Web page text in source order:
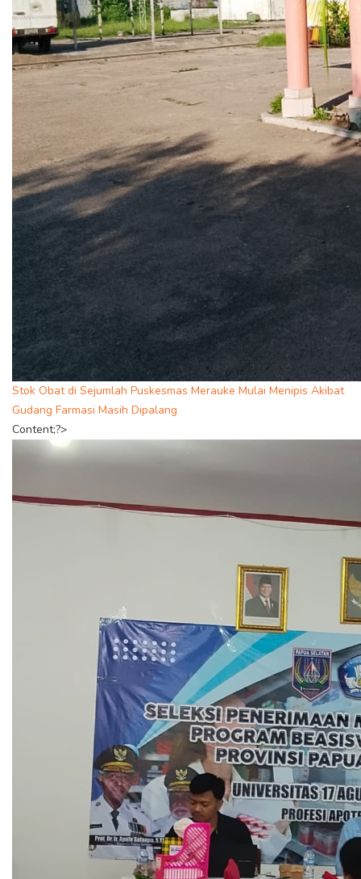
Stok Obat di Sejumlah Puskesmas Merauke Mulai Menipis Akibat
Gudang Farmasi Masih Dipalang
Content;?>